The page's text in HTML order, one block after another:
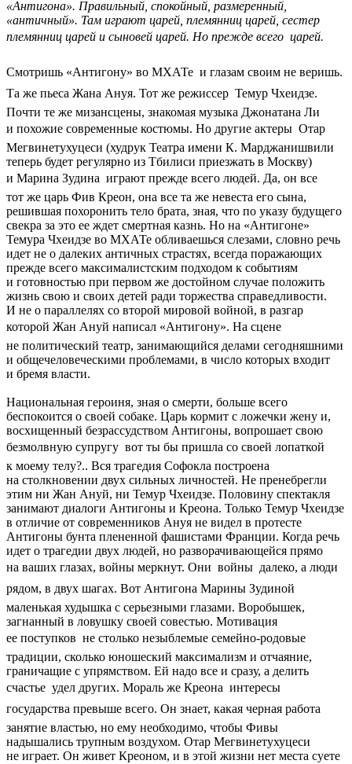
«Антигона». Правильный, спокойный, размеренный,
«античный». Там играют царей, племянниц царей, сестер
племянниц царей и сыновей царей. Но прежде всего  царей.
Смотришь «Антигону» во МХАТе  и глазам своим не веришь.
Та же пьеса Жана Ануя. Тот же режиссер  Темур Чхеидзе.
Почти те же мизансцены, знакомая музыка Джонатана Ли
и похожие современные костюмы. Но другие актеры  Отар
Мегвинетухуцеси (худрук Театра имени К. Марджанишвили
теперь будет регулярно из Тбилиси приезжать в Москву)
и Марина Зудина  играют прежде всего людей. Да, он все
тот же царь Фив Креон, она все та же невеста его сына,
решившая похоронить тело брата, зная, что по указу будущего
свекра за это ее ждет смертная казнь. Но на «Антигоне»
Темура Чхеидзе во МХАТе обливаешься слезами, словно речь
идет не о далеких античных страстях, всегда поражающих
прежде всего максималистским подходом к событиям
и готовностью при первом же достойном случае положить
жизнь свою и своих детей ради торжества справедливости.
И не о параллелях со второй мировой войной, в разгар
которой Жан Ануй написал «Антигону». На сцене 
не политический театр, занимающийся делами сегодняшними
и общечеловеческими проблемами, в число которых входит
и бремя власти.
Национальная героиня, зная о смерти, больше всего
беспокоится о своей собаке. Царь кормит с ложечки жену и,
восхищенный безрассудством Антигоны, вопрошает свою
безмолвную супругу  вот ты бы пришла со своей лопаткой
к моему телу?.. Вся трагедия Софокла построена
на столкновении двух сильных личностей. Не пренебрегли
этим ни Жан Ануй, ни Темур Чхеидзе. Половину спектакля
занимают диалоги Антигоны и Креона. Только Темур Чхеидзе
в отличие от современников Ануя не видел в протесте
Антигоны бунта плененной фашистами Франции. Когда речь
идет о трагедии двух людей, но разворачивающейся прямо
на ваших глазах, войны меркнут. Они  войны  далеко, а люди
рядом, в двух шагах. Вот Антигона Марины Зудиной 
маленькая худышка с серьезными глазами. Воробышек,
загнанный в ловушку своей совестью. Мотивация
ее поступков  не столько незыблемые семейно-родовые
традиции, сколько юношеский максимализм и отчаяние,
граничащие с упрямством. Ей надо все и сразу, а делить
счастье  удел других. Мораль же Креона  интересы
государства превыше всего. Он знает, какая черная работа 
занятие властью, но ему необходимо, чтобы Фивы
надышались трупным воздухом. Отар Мегвинетухуцеси
не играет. Он живет Креоном, и в этой жизни нет места суете